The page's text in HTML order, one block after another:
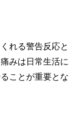
れる警告反応と
みは日常生活に
ことが重要とな